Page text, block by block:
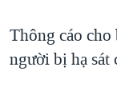
Thông cáo
người bị hạ sát